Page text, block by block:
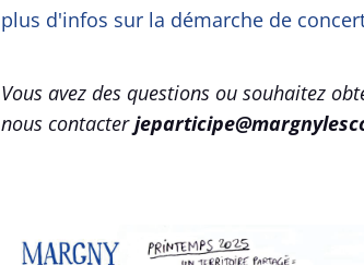
plus d'infos sur la démarche de
Vous avez des questions ou souhaitez
nous contacter